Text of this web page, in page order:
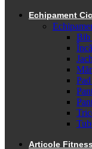
Echipament
Bib
Articole Fitness